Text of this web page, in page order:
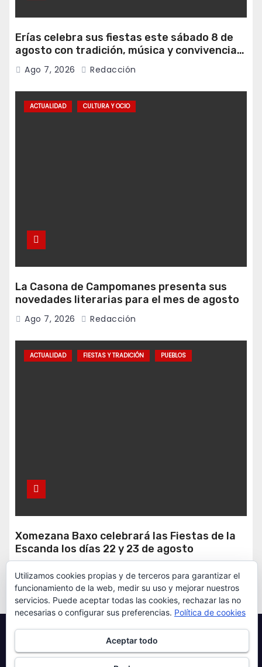
Erías celebra sus fiestas este sábado 8 de
agosto con tradición, música y convivencia
vecinal
Ago 7, 2026 Redacción
ACTUALIDAD CULTURA Y OCIO
La Casona de Campomanes presenta sus
novedades literarias para el mes de agosto
Ago 7, 2026 Redacción
ACTUALIDAD FIESTAS Y TRADICIÓN PUEBLOS
Xomezana Baxo celebrará las Fiestas de la
Escanda los días 22 y 23 de agosto
Queda terminantemente prohibida la reproducción
total o parcial de los contenidos ofrecidos a través
Utilizamos cookies propias y de terceros para garantizar el
funcionamiento de la web, medir su uso y mejorar nuestros
servicios. Puede aceptar todas las cookies, rechazar las no
necesarias o configurar sus preferencias. Política de cookies
Aceptar todo